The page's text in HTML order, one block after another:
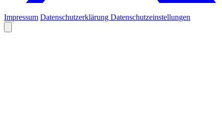
Impressum Datenschutzerklärung Datenschutzeinstellungen